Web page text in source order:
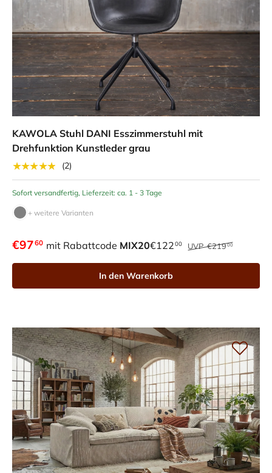
KAWOLA Stuhl DANI Esszimmerstuhl mit
Drehfunktion Kunstleder grau
★★★★★
(2)
Sofort versandfertig, Lieferzeit: ca. 1 - 3 Tage
+ weitere Varianten
€9760 mit Rabattcode MIX20€12200 UVP€21900
In den Warenkorb